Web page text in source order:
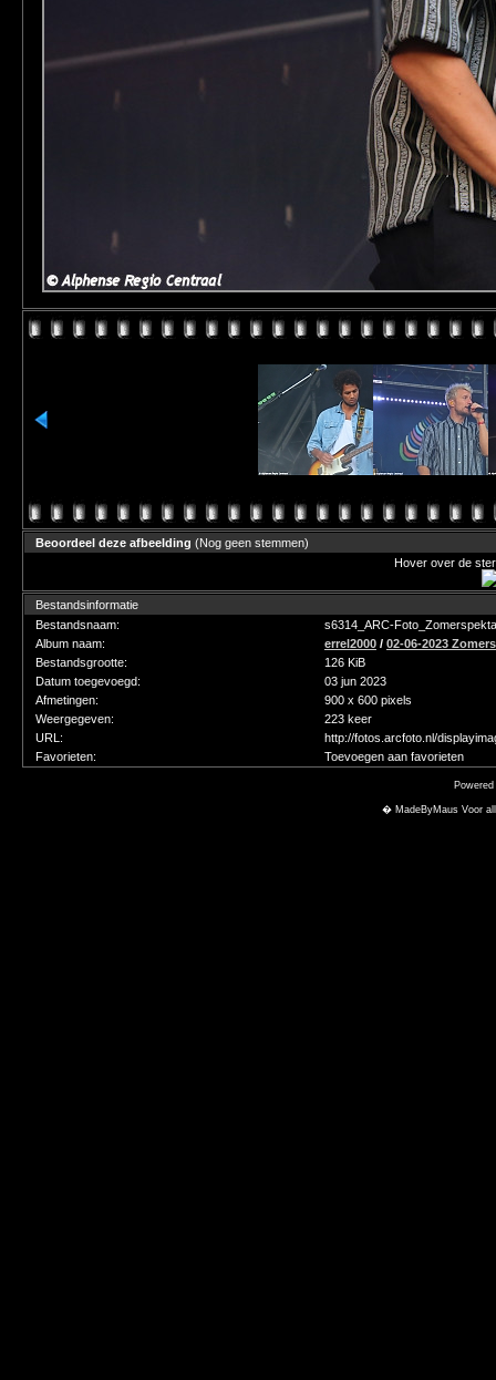
Beoordeel deze afbeelding (Nog geen stemmen)
Hover over de
Bestandsinformatie
Bestandsnaam:
s6314_ARC-
Album naam:
errel2000 / 02-06-2023
Bestandsgrootte:
126 KiB
Datum toegevoegd:
03 jun 2023
Afmetingen:
900 x 600 pixels
Weergegeven:
223 keer
URL:
http://fotos.arcfoto.nl/
Favorieten:
Toevoegen aan favorieten
� MadeByMaus Voor